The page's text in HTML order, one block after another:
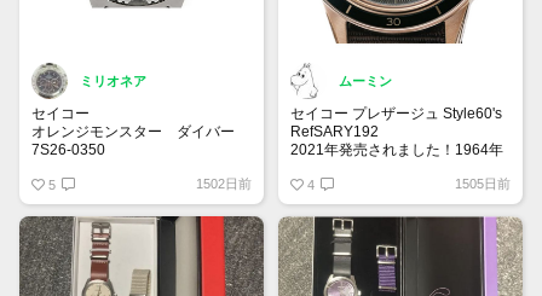
ミリオネア
セイコー
オレンジモンスター ダイバー
7S26-0350
スターの由来は頑丈でタフさが特
徴の為です✨
梅雨も明け、オレンジ色の文字盤
が熱い太陽とマッチして、この夏
ピッタリの一本です。視認性も高
い！
5 1502日前
ムーミン
セイコー プレザージュ Style60's
RefSARY192
2021年発売されました！1964年
グラフ」から”ヴィンテージ感“を
再現し作られました！SARY192
はダイヤルの9時位置がスケルト
ン構造になりムーブメントが覗き
込めるモデルになります
4 1505日前